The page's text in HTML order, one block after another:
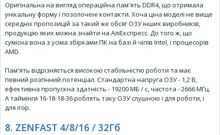
Оригінальна на вигляд операційна пам'ять DDR4, що отримала
унікальну форму і позолочені контакти. Хоча ціна моделі не вище
середніх пропозицій за такий же обсяг ОЗУ інших виробників,
продукцію яких можна знайти на АліЕкспресс. До того ж, що
сумісна вона з усіма збірками ПК на базі й чіпів Intel, і процесорів
AMD.
Пам'ять відрізняється високою стабільністю роботи та має
певний розгінний потенціал. Стандартна напруга ОЗУ - 1,2 В,
ефективна пропускна здатність - 19200 МБ / с, частота - 2666 МГц.
А таймінги 16-18-18-36 роблять таку ОЗУ слушною і для роботи, і
для ігор.
8. ZENFAST 4/8/16 / 32Гб